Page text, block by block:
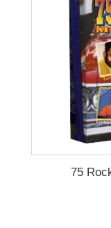
75